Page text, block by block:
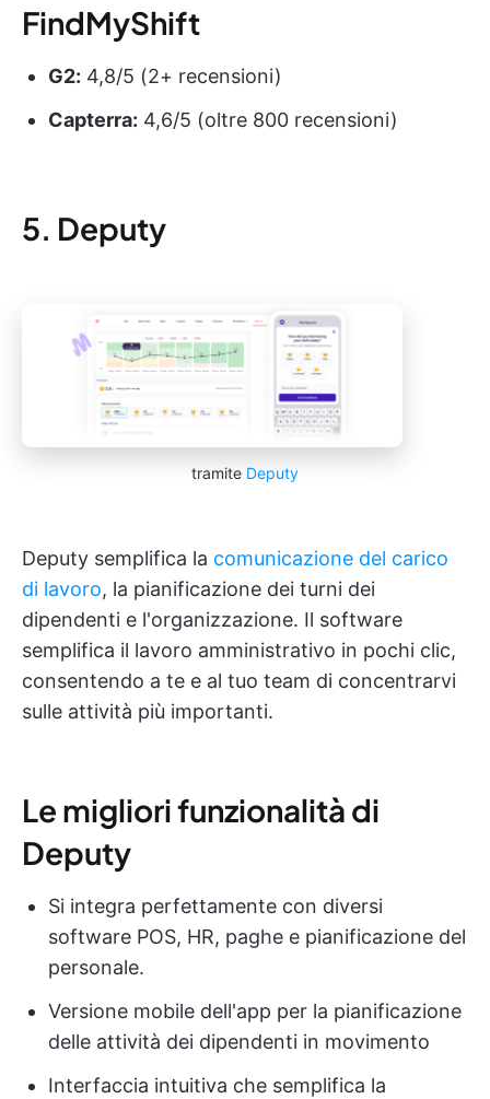
FindMyShift
G2: 4,8/5 (2+ recensioni)
Capterra: 4,6/5 (oltre 800 recensioni)
5. Deputy
tramite Deputy
Deputy semplifica la comunicazione del carico
di lavoro, la pianificazione dei turni dei
dipendenti e l'organizzazione. Il software
semplifica il lavoro amministrativo in pochi clic,
consentendo a te e al tuo team di concentrarvi
sulle attività più importanti.
Le migliori funzionalità di
Deputy
Si integra perfettamente con diversi
software POS, HR, paghe e pianificazione del
personale.
Versione mobile dell'app per la pianificazione
delle attività dei dipendenti in movimento
Interfaccia intuitiva che semplifica la